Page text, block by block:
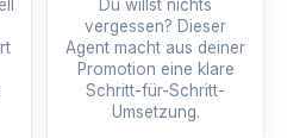
Du willst nichts
vergessen? Dieser
Agent macht aus deiner
Promotion eine klare
Schritt-für-Schritt-
Umsetzung.